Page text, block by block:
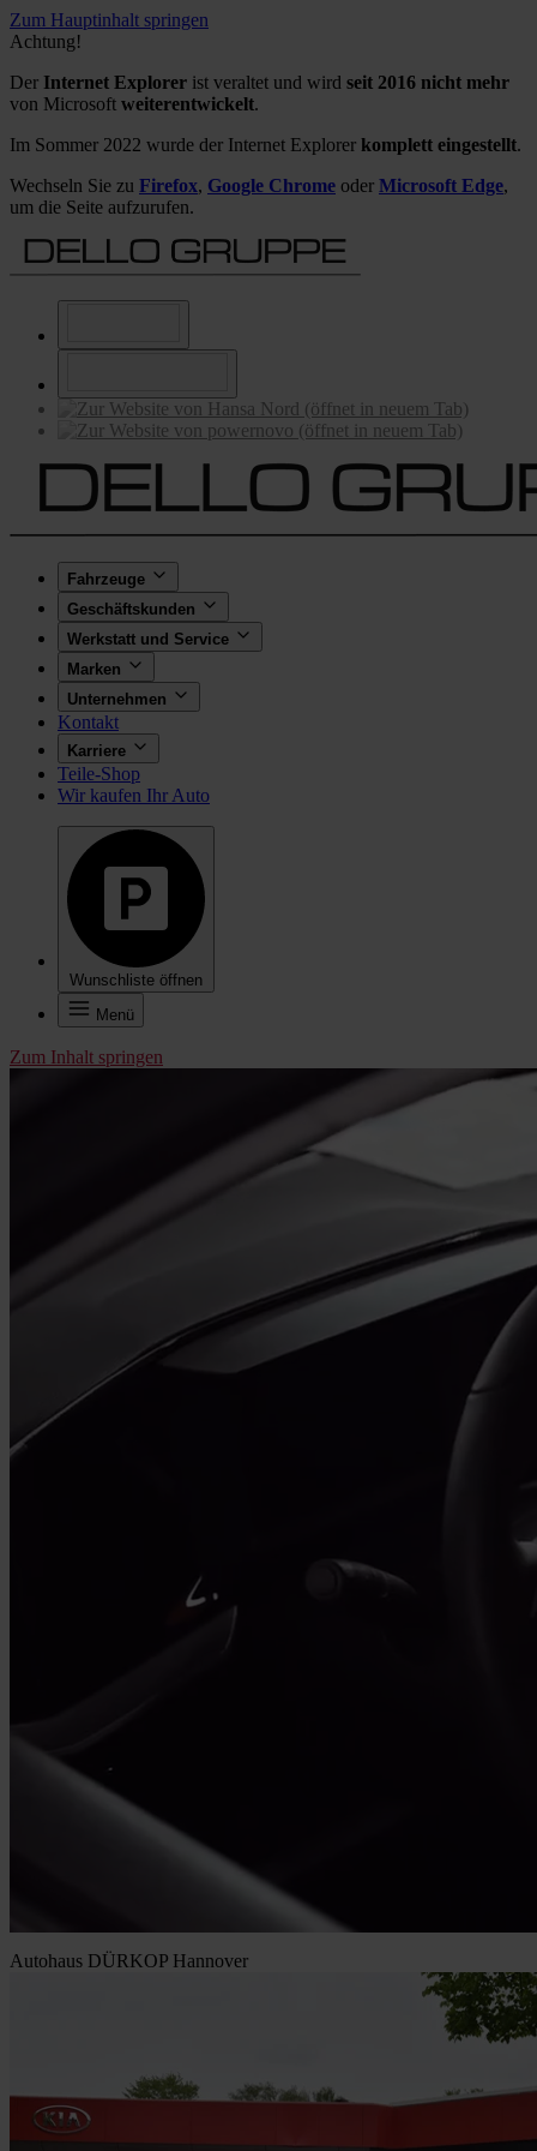
Zum Hauptinhalt springen
Achtung!
Der Internet Explorer ist veraltet und wird seit 2016 nicht mehr
von Microsoft weiterentwickelt.
Im Sommer 2022 wurde der Internet Explorer komplett eingestellt.
Wechseln Sie zu Firefox, Google Chrome oder Microsoft Edge,
um die Seite aufzurufen.
Fahrzeuge
Geschäftskunden
Werkstatt und Service
Marken
Unternehmen
Kontakt
Karriere
Teile-Shop
Wir kaufen Ihr Auto
Wunschliste öffnen
Menü
Zum Inhalt springen
Autohaus DÜRKOP Hannover